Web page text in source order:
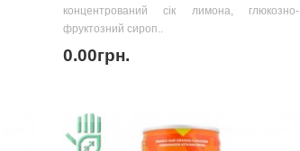
концентрований сік лимона, глюкозно-
фруктозний сироп..
0.00грн.